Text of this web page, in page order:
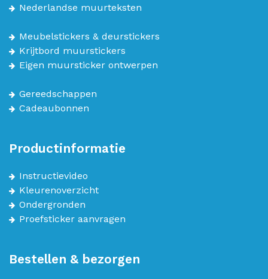
Nederlandse muurteksten
Meubelstickers & deurstickers
Krijtbord muurstickers
Eigen muursticker ontwerpen
Gereedschappen
Cadeaubonnen
Productinformatie
Instructievideo
Kleurenoverzicht
Ondergronden
Proefsticker aanvragen
Bestellen & bezorgen